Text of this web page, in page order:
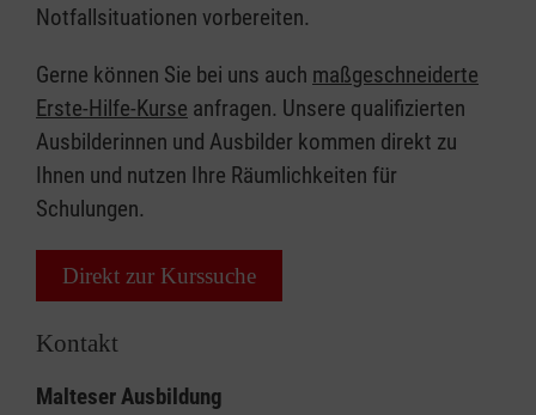
Notfallsituationen vorbereiten.
Gerne können Sie bei uns auch maßgeschneiderte
Erste-Hilfe-Kurse anfragen. Unsere qualifizierten
Ausbilderinnen und Ausbilder kommen direkt zu
Ihnen und nutzen Ihre Räumlichkeiten für
Schulungen.
Direkt zur Kurssuche
Kontakt
Malteser Ausbildung